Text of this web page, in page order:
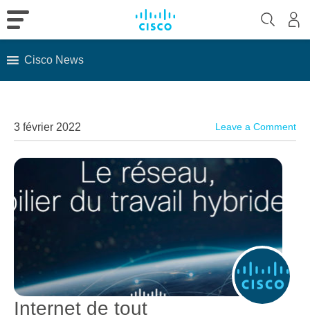
Cisco News
3 février 2022 Leave a Comment
Internet de tout